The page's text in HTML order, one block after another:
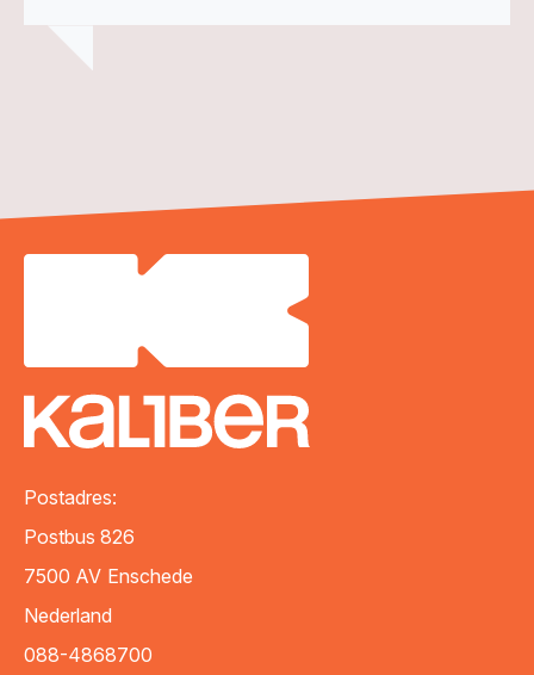
Postadres:
Postbus 826
7500 AV Enschede
Nederland
088-4868700